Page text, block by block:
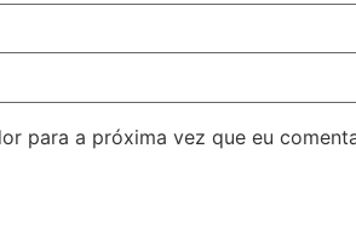
para a próxima vez que eu